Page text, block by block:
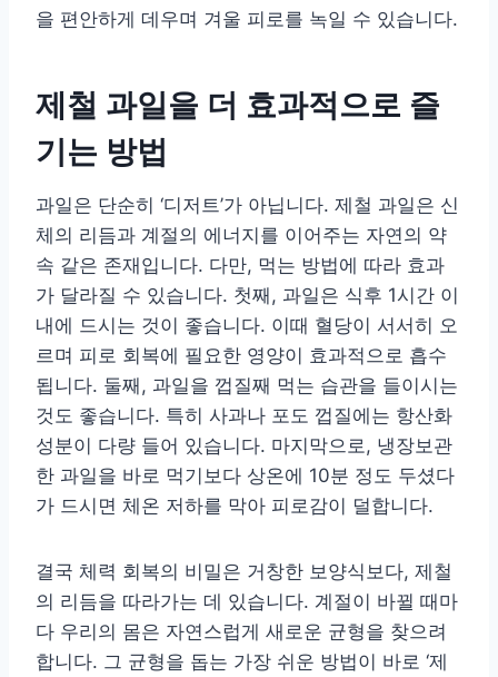
을 편안하게 데우며 겨울 피로를 녹일 수 있습니다.
제철 과일을 더 효과적으로 즐
기는 방법
과일은 단순히 ‘디저트’가 아닙니다. 제철 과일은 신
체의 리듬과 계절의 에너지를 이어주는 자연의 약
속 같은 존재입니다. 다만, 먹는 방법에 따라 효과
가 달라질 수 있습니다. 첫째, 과일은 식후 1시간 이
내에 드시는 것이 좋습니다. 이때 혈당이 서서히 오
르며 피로 회복에 필요한 영양이 효과적으로 흡수
됩니다. 둘째, 과일을 껍질째 먹는 습관을 들이시는
것도 좋습니다. 특히 사과나 포도 껍질에는 항산화
성분이 다량 들어 있습니다. 마지막으로, 냉장보관
한 과일을 바로 먹기보다 상온에 10분 정도 두셨다
가 드시면 체온 저하를 막아 피로감이 덜합니다.
결국 체력 회복의 비밀은 거창한 보양식보다, 제철
의 리듬을 따라가는 데 있습니다. 계절이 바뀔 때마
다 우리의 몸은 자연스럽게 새로운 균형을 찾으려
합니다. 그 균형을 돕는 가장 쉬운 방법이 바로 ‘제